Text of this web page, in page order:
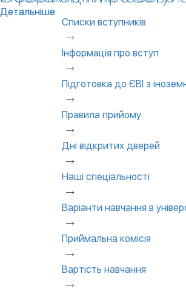
Детальніше
Детальніше
Списки вступників
Інформація про вступ
Підготовка до ЄВІ з
Правила прийому
Дні відкритих дверей
Наші спеціальності
Варіанти навчання в
Приймальна комісія
Вартість навчання